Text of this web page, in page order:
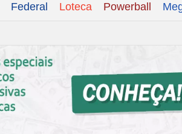
Federal Loteca Powerball